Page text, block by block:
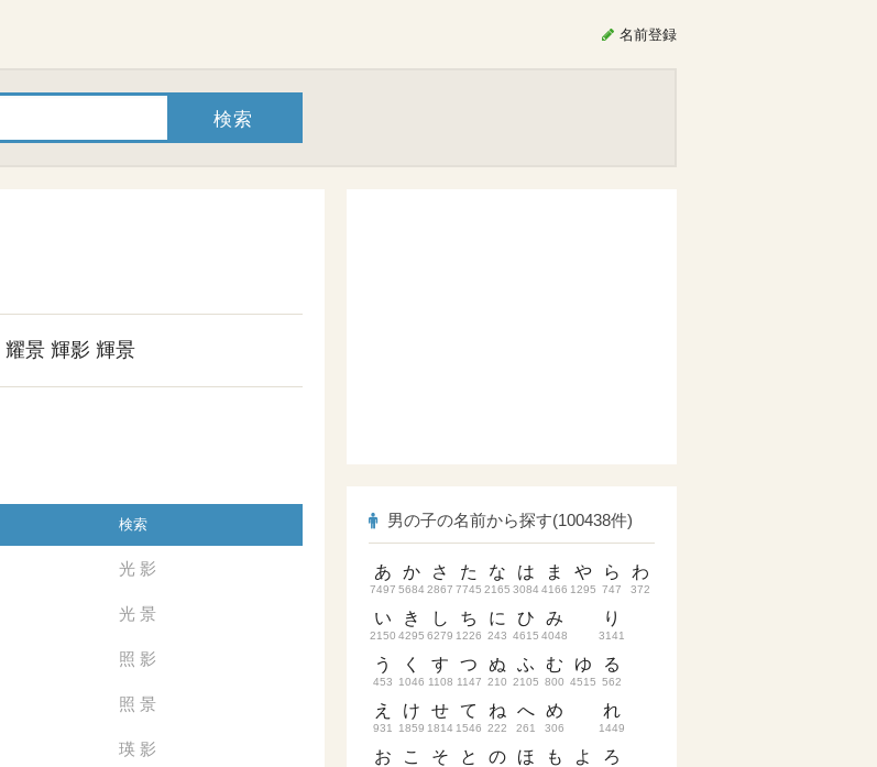
名前登録
耀景 輝影 輝景
検索
光 影
光 景
照 影
照 景
瑛 影
男の子の名前から探す(100438件)
あ
7497
い
2150
う
453
え
931
お
か
5684
き
4295
く
1046
け
1859
こ
さ
2867
し
6279
す
1108
せ
1814
そ
た
7745
ち
1226
つ
1147
て
1546
と
な
2165
に
243
ぬ
210
ね
222
の
は
3084
ひ
4615
ふ
2105
へ
261
ほ
ま
4166
み
4048
む
800
め
306
も
や
1295
ゆ
4515
よ
ら
747
り
3141
る
562
れ
1449
ろ
わ
372